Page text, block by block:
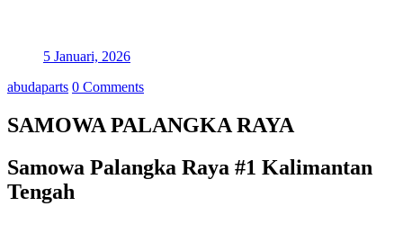
5 Januari, 2026
abudaparts 0 Comments
SAMOWA PALANGKA RAYA
Samowa Palangka Raya #1 Kalimantan
Tengah